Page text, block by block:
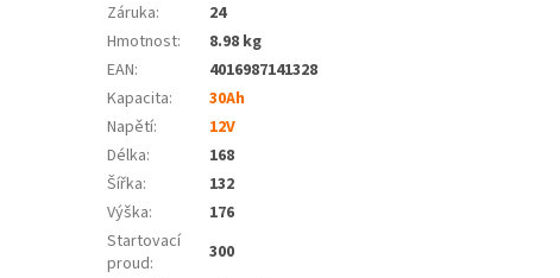
Záruka:
24
Hmotnost:
8.98 kg
EAN:
4016987141328
Kapacita:
30Ah
Napětí:
12V
Délka:
168
Šířka:
132
Výška:
176
Startovací
proud:
300